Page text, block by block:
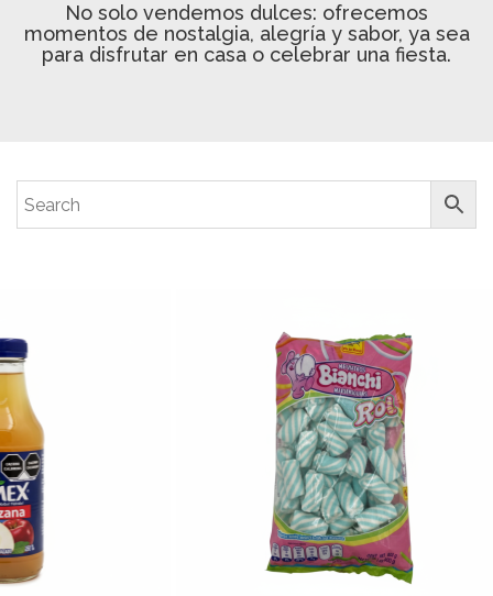
No solo vendemos dulces: ofrecemos
momentos de nostalgia, alegría y sabor, ya sea
para disfrutar en casa o celebrar una fiesta.